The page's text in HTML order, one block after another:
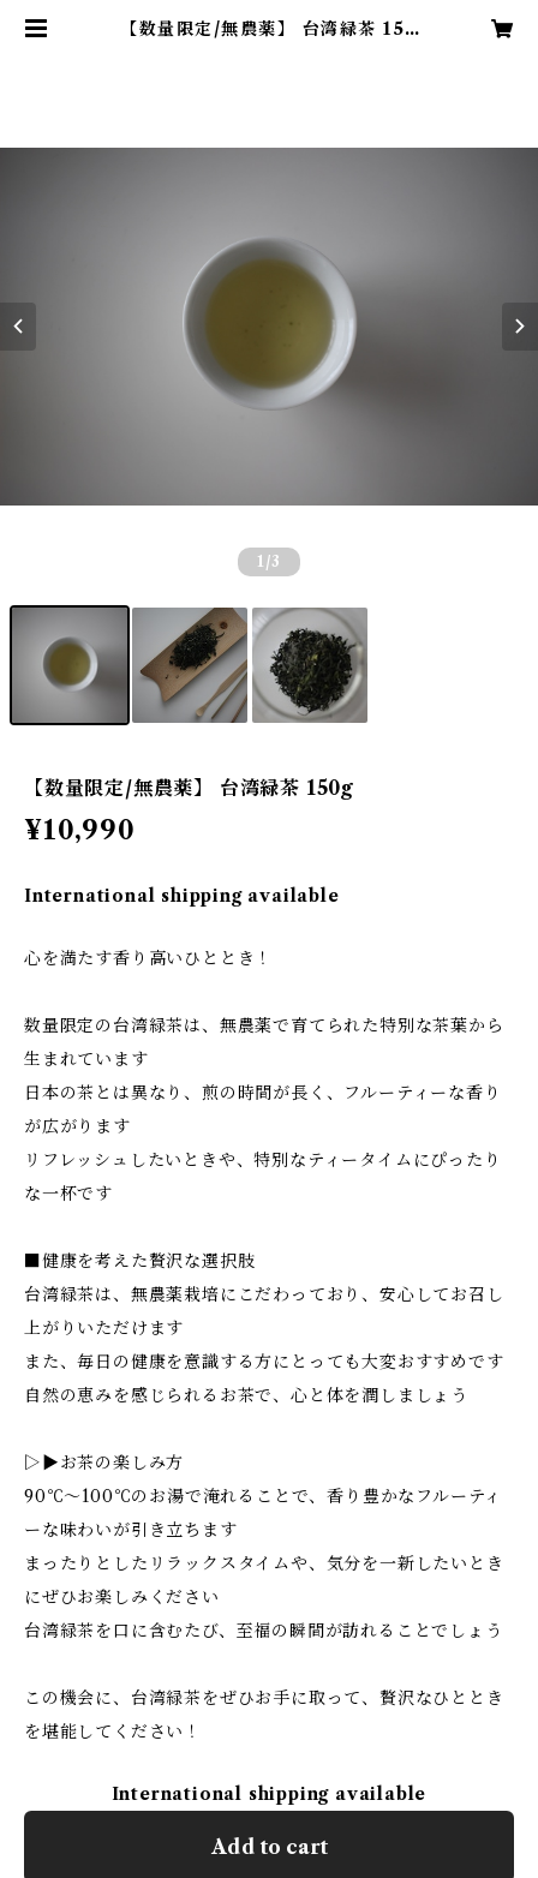
【数量限定/無農薬】 台湾緑茶 150
1 /3
【数量限定/無農薬】 台湾緑茶 150g
¥10,990
International shipping available
心を満たす香り高いひととき！
数量限定の台湾緑茶は、無農薬で育てられた特別な茶葉から
生まれています
日本の茶とは異なり、煎の時間が長く、フルーティーな香り
が広がります
リフレッシュしたいときや、特別なティータイムにぴったり
な一杯です
■健康を考えた贅沢な選択肢
台湾緑茶は、無農薬栽培にこだわっており、安心してお召し
上がりいただけます
また、毎日の健康を意識する方にとっても大変おすすめです
自然の恵みを感じられるお茶で、心と体を潤しましょう
▷▶お茶の楽しみ方
90℃〜100℃のお湯で淹れることで、香り豊かなフルーティ
ーな味わいが引き立ちます
まったりとしたリラックスタイムや、気分を一新したいとき
にぜひお楽しみください
台湾緑茶を口に含むたび、至福の瞬間が訪れることでしょう
この機会に、台湾緑茶をぜひお手に取って、贅沢なひととき
を堪能してください！
International shipping available
Add to cart